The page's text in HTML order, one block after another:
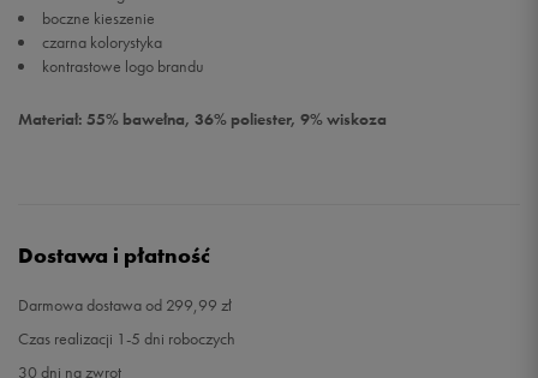
boczne kieszenie
czarna kolorystyka
kontrastowe logo brandu
Materiał: 55% bawełna, 36% poliester, 9% wiskoza
Dostawa i płatność
Darmowa dostawa od 299,99 zł
Czas realizacji 1-5 dni roboczych
30 dni na zwrot